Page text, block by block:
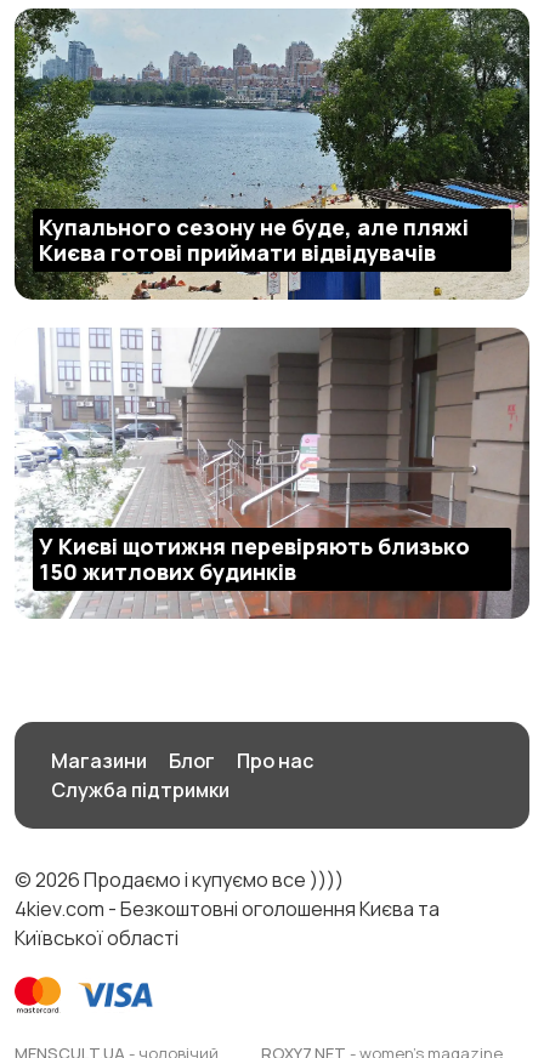
Купального сезону не буде, але пляжі
Києва готові приймати відвідувачів
У Києві щотижня перевіряють близько
150 житлових будинків
Магазини Блог
Про нас
Служба підтримки
© 2026 Продаємо і купуємо все ))))
4kiev.com - Безкоштовні оголошення Києва та
Київської області
MENSCULT.UA - чоловічий ROXY7.NET - women's magazine